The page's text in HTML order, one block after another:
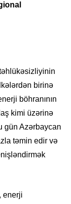
birinə
böhranının
kimi üzərinə
gün Azərbaycan
təmin edir və
enerji